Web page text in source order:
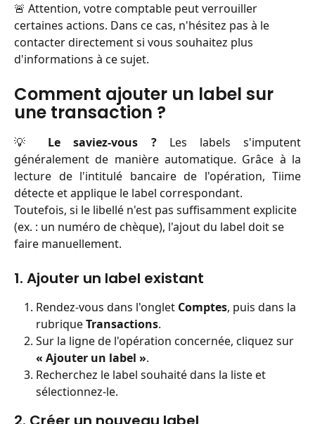
🚨 Attention, votre comptable peut verrouiller
certaines actions. Dans ce cas, n'hésitez pas à le
contacter directement si vous souhaitez plus
d'informations à ce sujet.
Comment ajouter un label sur
une transaction ?
💡 Le saviez-vous ?Les labels s'imputent
généralement de manière automatique. Grâce à la
lecture de l'intitulé bancaire de l'opération, Tiime
détecte et applique le label correspondant.
Toutefois, si le libellé n'est pas suffisamment explicite
(ex. : un numéro de chèque), l'ajout du label doit se
faire manuellement.
1. Ajouter un label existant
Rendez-vous dans l'onglet Comptes, puis dans la
rubrique Transactions.
Sur la ligne de l'opération concernée, cliquez sur
« Ajouter un label ».
Recherchez le label souhaité dans la liste et
sélectionnez-le.